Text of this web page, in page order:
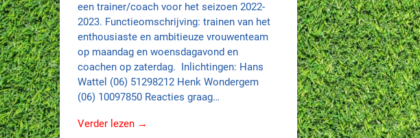
een trainer/coach voor het seizoen 2022-
2023. Functieomschrijving: trainen van het
enthousiaste en ambitieuze vrouwenteam
op maandag en woensdagavond en
coachen op zaterdag. Inlichtingen: Hans
Wattel (06) 51298212 Henk Wondergem
(06) 10097850 Reacties graag…
Verder lezen →